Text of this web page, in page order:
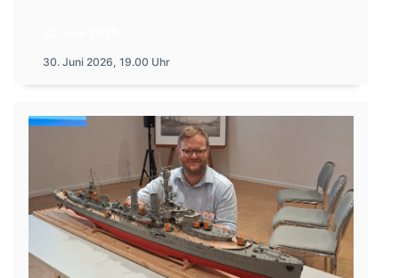
30. Juni 2026, 19.00 Uhr